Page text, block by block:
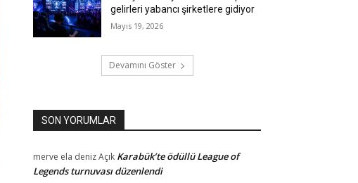
gelirleri yabancı şirketlere gidiyor
Mayıs 19, 2026
Devamını Göster
SON YORUMLAR
merve ela denizAçık Karabük’te ödüllü League of
Legends turnuvası düzenlendi